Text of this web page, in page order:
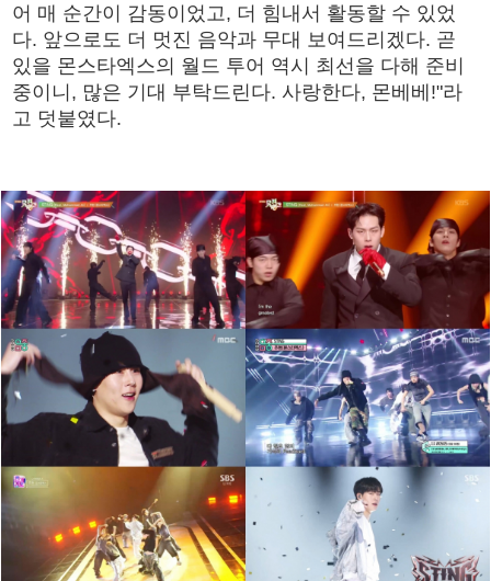
어 매 순간이 감동이었고, 더 힘내서 활동할 수 있었
다. 앞으로도 더 멋진 음악과 무대 보여드리겠다. 곧
있을 몬스타엑스의 월드 투어 역시 최선을 다해 준비
중이니, 많은 기대 부탁드린다. 사랑한다, 몬베베!"라
고 덧붙였다.